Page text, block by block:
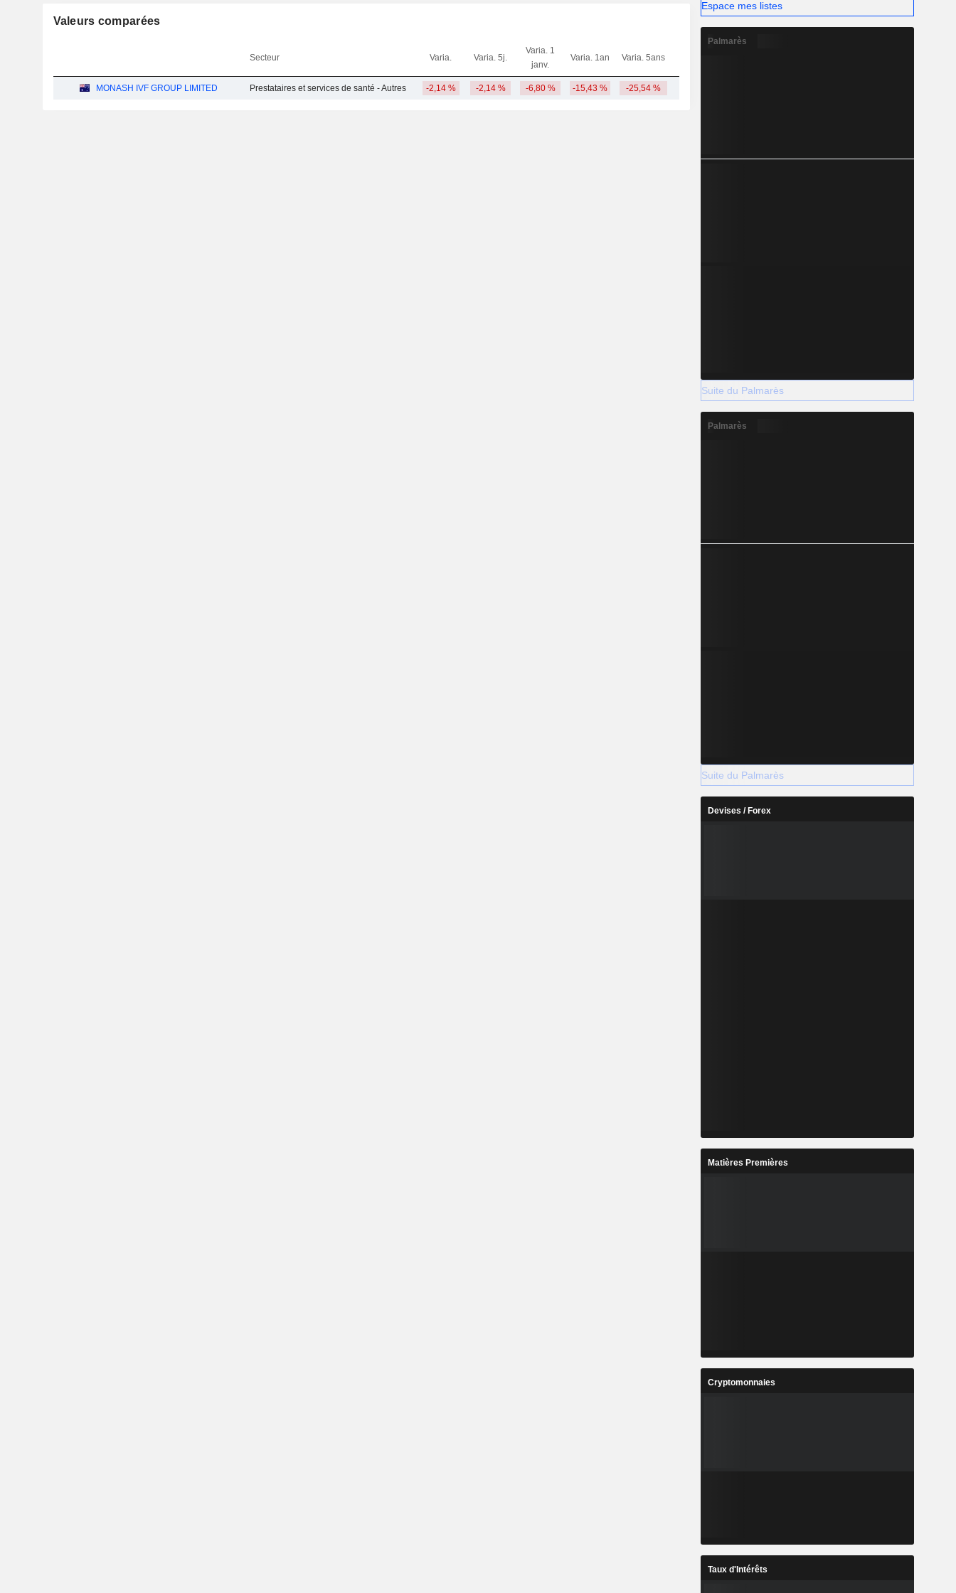
Valeurs comparées
Secteur Varia. Varia. 5j.
Varia. 1
janv.
Varia. 1an Varia. 5ans
MONASH IVF GROUP LIMITED Prestataires et services de santé - Autres -2,14 % -2,14 % -6,80 % -15,43 % -25,54 %
Espace mes listes
Palmarès
Suite du Palmarès
Palmarès
Suite du Palmarès
Devises / Forex
Matières Premières
Cryptomonnaies
Taux d'Intérêts